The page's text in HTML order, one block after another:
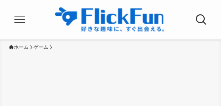
ホーム ゲーム